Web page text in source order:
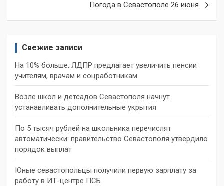
Погода в Севастополе 26 июня
Свежие записи
На 10% больше: ЛДПР предлагает увеличить пенсии
учителям, врачам и соцработникам
Возле школ и детсадов Севастополя начнут
устанавливать дополнительные укрытия
По 5 тысяч рублей на школьника перечислят
автоматически: правительство Севастополя утвердило
порядок выплат
Юные севастопольцы получили первую зарплату за
работу в ИТ-центре ПСБ